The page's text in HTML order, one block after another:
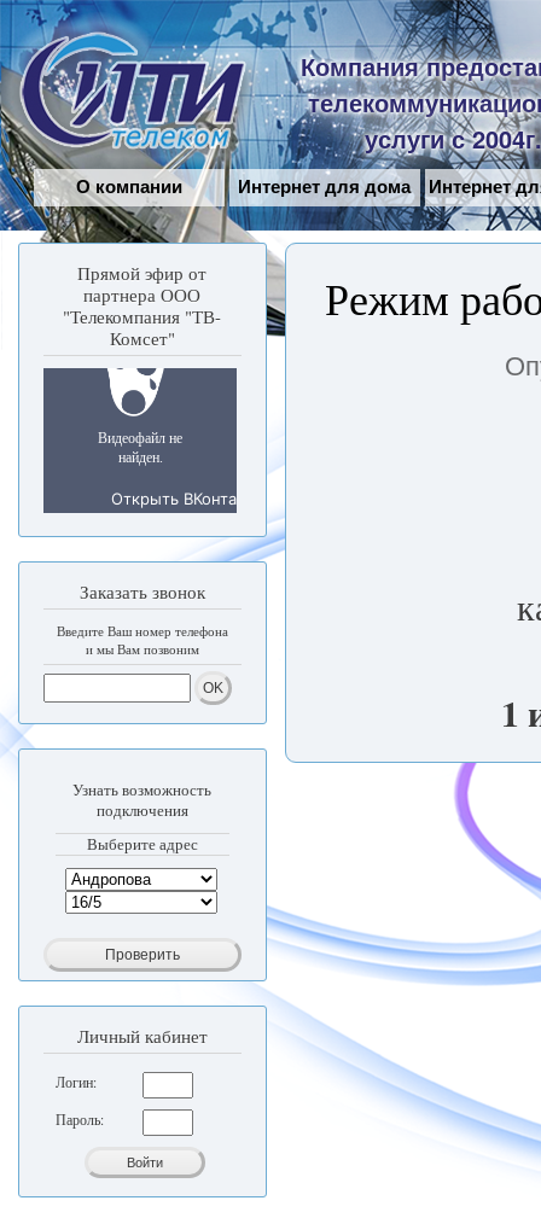
Сити-
Телеком
Компания
услуги с
О компании Интернет для дома Интернет
Прямой эфир от
партнера ООО
"Телекомпания "ТВ-
Комсет"
Заказать звонок
Введите Ваш номер телефона
и мы Вам позвоним
Узнать возможность
подключения
Выберите адрес
Личный кабинет
Логин:
Пароль:
Режим
1